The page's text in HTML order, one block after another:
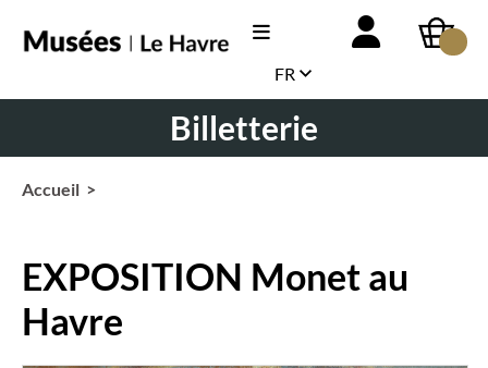
FR
Billetterie
Accueil >
EXPOSITION Monet au
Havre